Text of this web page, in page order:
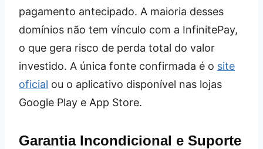
pagamento antecipado. A maioria desses
domínios não tem vínculo com a InfinitePay,
o que gera risco de perda total do valor
investido. A única fonte confirmada é o site
oficial ou o aplicativo disponível nas lojas
Google Play e App Store.
Garantia Incondicional e Suporte